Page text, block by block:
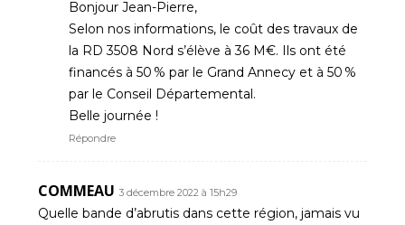
Bonjour Jean-Pierre,
Selon nos informations, le coût des travaux de
la RD 3508 Nord s’élève à 36 M€. Ils ont été
financés à 50 % par le Grand Annecy et à 50 %
par le Conseil Départemental.
Belle journée !
Répondre
COMMEAU 3 décembre 2022 à 15h29
Quelle bande d’abrutis dans cette région, jamais vu